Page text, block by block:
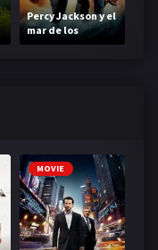
Percy Jackson y el
mar de los
monstruos
MOVIE